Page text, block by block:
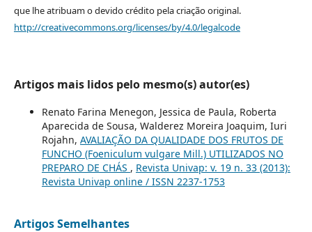
que lhe atribuam o devido crédito pela criação original.
http://creativecommons.org/licenses/by/4.0/legalcode
Artigos mais lidos pelo mesmo(s) autor(es)
Renato Farina Menegon, Jessica de Paula, Roberta
Aparecida de Sousa, Walderez Moreira Joaquim, Iuri
Rojahn, AVALIAÇÃO DA QUALIDADE DOS FRUTOS DE
FUNCHO (Foeniculum vulgare Mill.) UTILIZADOS NO
PREPARO DE CHÁS , Revista Univap: v. 19 n. 33 (2013):
Revista Univap online / ISSN 2237-1753
Artigos Semelhantes